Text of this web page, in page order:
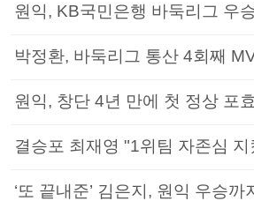
원익, KB국민은행 바둑리그 우
박정환, 바둑리그 통산 4회째
원익, 창단 4년 만에 첫 정상 포효
결승포 최재영 "1위팀 자존심 지
‘또 끝내준’ 김은지, 원익 우승까